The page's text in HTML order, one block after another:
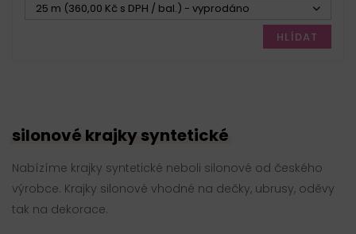
25 m (360,00 Kč s DPH / bal.) - vyprodáno
HLÍDAT
silonové krajky syntetické
Nabízíme krajky syntetické neboli silonové od českého
výrobce. Krajky silonové vhodné na dečky, ubrusy, oděvy
tak na dekorace.